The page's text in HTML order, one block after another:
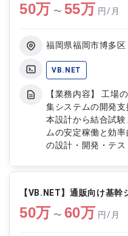
び機能統合の実装
設計・詳細設計作
試験・受入試験にお
改修 ・開発ドキュ
50万 〜 55万 円/月
福岡県福岡市博多区
VB.NET
【業務内容】 工場
集システムの開発
本設計から結合試
ムの安定稼働と効
の設計・開発・テストを行
設計 ・システム開
グ） ・単体テスト
システムとの連携
ント作成
【VB.NET】通販向け基幹
50万 〜 60万 円/月